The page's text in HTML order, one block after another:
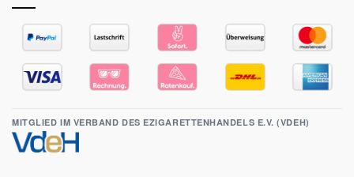
MITGLIED IM VERBAND DES EZIGARETTENHANDELS E.V. (VDEH)